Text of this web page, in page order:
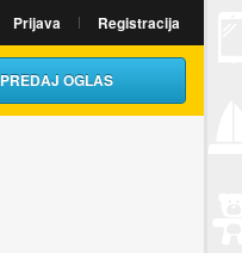
Prijava Registracija
PREDAJ OGLAS